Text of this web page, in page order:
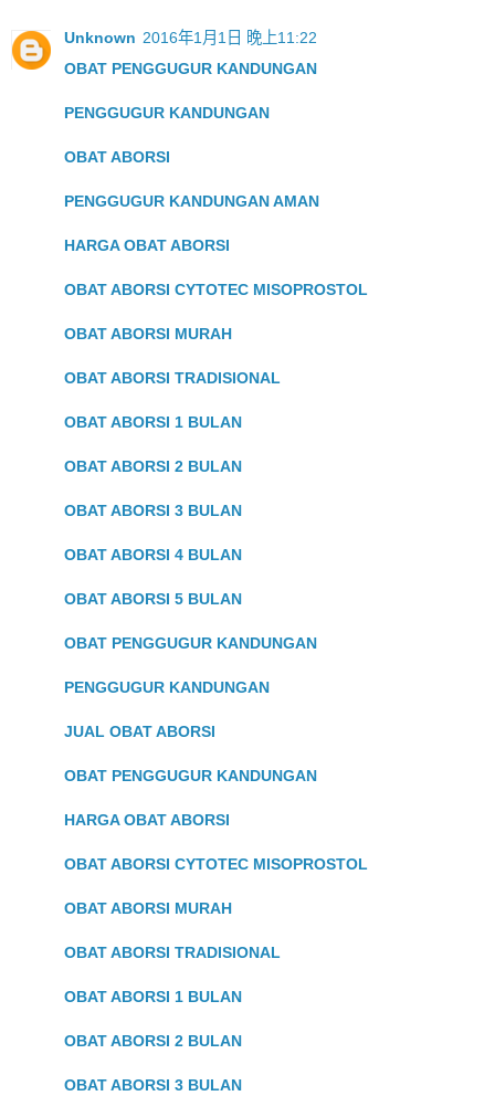
Unknown 2016年1月1日 晚上11:22
OBAT PENGGUGUR KANDUNGAN
PENGGUGUR KANDUNGAN
OBAT ABORSI
PENGGUGUR KANDUNGAN AMAN
HARGA OBAT ABORSI
OBAT ABORSI CYTOTEC MISOPROSTOL
OBAT ABORSI MURAH
OBAT ABORSI TRADISIONAL
OBAT ABORSI 1 BULAN
OBAT ABORSI 2 BULAN
OBAT ABORSI 3 BULAN
OBAT ABORSI 4 BULAN
OBAT ABORSI 5 BULAN
OBAT PENGGUGUR KANDUNGAN
PENGGUGUR KANDUNGAN
JUAL OBAT ABORSI
OBAT PENGGUGUR KANDUNGAN
HARGA OBAT ABORSI
OBAT ABORSI CYTOTEC MISOPROSTOL
OBAT ABORSI MURAH
OBAT ABORSI TRADISIONAL
OBAT ABORSI 1 BULAN
OBAT ABORSI 2 BULAN
OBAT ABORSI 3 BULAN